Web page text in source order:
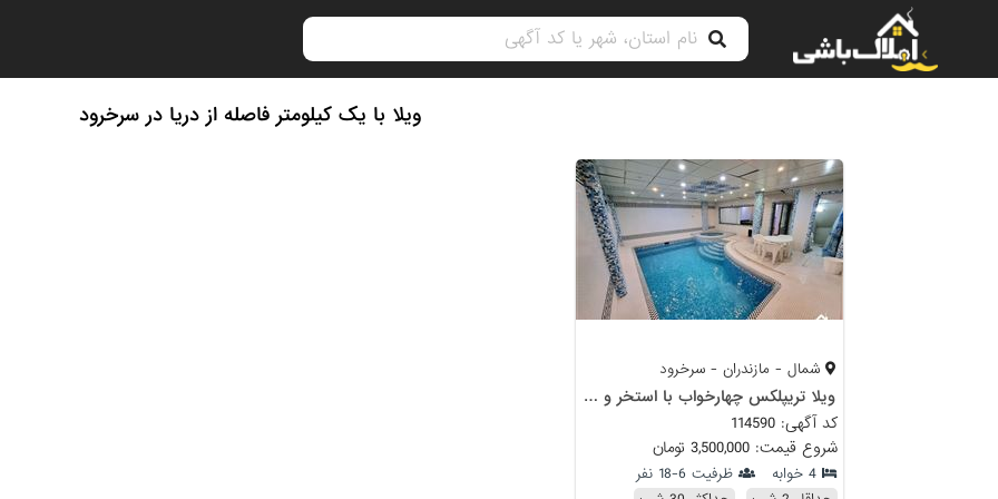
ویلا با یک کیلومتر فاصله از دریا در سرخرود
شمال - مازندران - سرخرود
ویلا تریپلکس چهارخواب با استخر و جکوزی
کد آگهی: 114590
شروع قیمت: 3,500,000 تومان
4 خوابه
ظرفیت 6-18 نفر